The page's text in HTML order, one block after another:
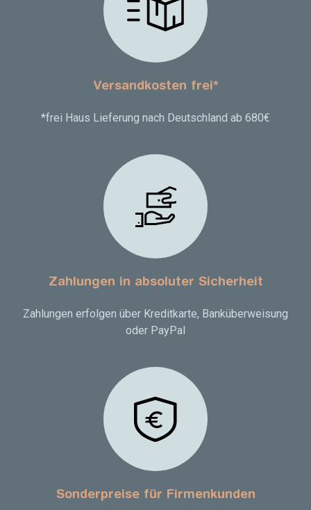
Versandkosten frei*
*frei Haus Lieferung nach Deutschland ab 680€
Zahlungen in absoluter Sicherheit
Zahlungen erfolgen über Kreditkarte, Banküberweisung
oder PayPal
Sonderpreise für Firmenkunden